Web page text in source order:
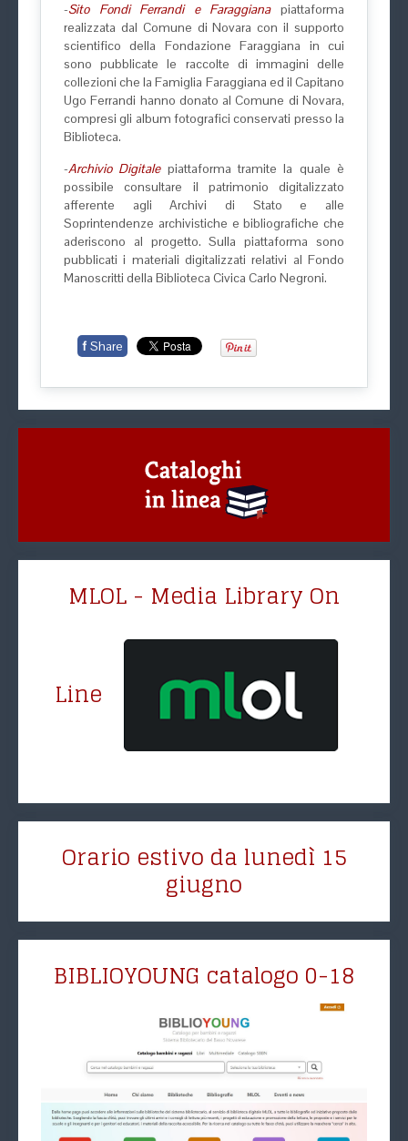
-Sito Fondi Ferrandi e Faraggianapiattaforma
realizzata dal Comune di Novara con il supporto
scientifico della Fondazione Faraggiana in cui
sono pubblicate le raccolte di immagini delle
collezioni che la Famiglia Faraggiana ed il Capitano
Ugo Ferrandi hanno donato al Comune di Novara,
compresi gli album fotografici conservati presso la
Biblioteca.
-Archivio Digitalepiattaforma tramite la quale è
possibile consultare il patrimonio digitalizzato
afferente agli Archivi di Stato e alle
Soprintendenze archivistiche e bibliografiche che
aderiscono al progetto. Sulla piattaforma sono
pubblicati i materiali digitalizzati relativi al Fondo
Manoscritti della Biblioteca Civica Carlo Negroni.
f Share
MLOL - Media Library On
Line
Orario estivo da lunedì 15
giugno
BIBLIOYOUNG catalogo 0-18